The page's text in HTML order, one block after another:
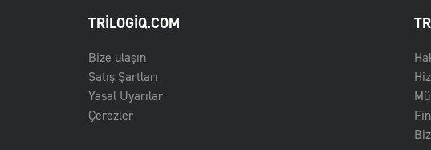
TRILOGIQ.COM
Bize ulaşın
Satış Şartları
Yasal Uyarılar
Çerezler